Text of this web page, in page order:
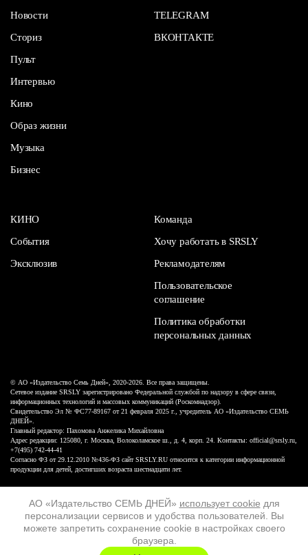
АО «Издательство СЕМЬ ДНЕЙ» использует cookie для
персонализации сервисов и удобства пользователей. Вы
можете запретить сохранение cookie в настройках своего
браузера.
Новости
Сториз
Пульт
Интервью
Кино
Образ жизни
Музыка
Бизнес
TELEGRAM
ВКОНТАКТЕ
КИНО
События
Эксклюзив
Команда
Хочу работать в SRSLY
Рекламодателям
Пользовательское
соглашение
Политика обработки
персональных данных
16+
© АО «Издательство Семь Дней», 2020-2026. Все права защищены.
Сетевое издание SRSLY зарегистрировано Федеральной службой по надзору в сфере связи,
информационных технологий и массовых коммуникаций (Роскомнадзор).
Свидетельство Эл № ФС77-89167 от 21 февраля 2025 г., учредитель АО «Издательство СЕМЬ
ДНЕЙ».
Главный редактор: Пахомова Анжелика Михайловна
Адрес редакции: 125080, г. Москва, Волоколамское ш., д. 4, корп. 24. Контакты: official@srsly.ru,
+7(495) 742-44-41
Согласно ФЗ от 29.12.2010 №436-ФЗ сайт SRSLY.RU относится к категории информационной
продукции для детей, достигших возраста шестнадцати лет.
ХОЧУ ЕЩЁ